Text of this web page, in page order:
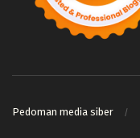
Pedoman media siber